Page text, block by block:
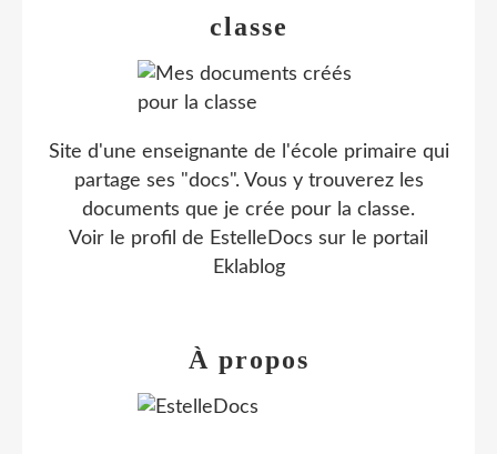
classe
Site d'une enseignante de l'école primaire qui
partage ses "docs". Vous y trouverez les
documents que je crée pour la classe.
Voir le profil de EstelleDocs sur le portail
Eklablog
À propos